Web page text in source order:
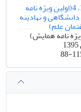
دوره 10، 4(اولین ویژه نامه
و نهادینه
علم)
نامه همایش)
88-